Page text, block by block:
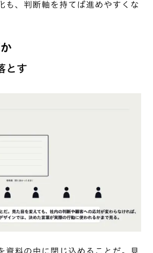
も、判断軸を持てば進めやすくな
とす